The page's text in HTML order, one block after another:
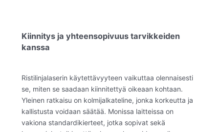
Kiinnitys ja yhteensopivuus tarvikkeiden
kanssa
Ristilinjalaserin käytettävyyteen vaikuttaa olennaisesti
se, miten se saadaan kiinnitettyä oikeaan kohtaan.
Yleinen ratkaisu on kolmijalkateline, jonka korkeutta ja
kallistusta voidaan säätää. Monissa laitteissa on
vakiona standardikierteet, jotka sopivat sekä